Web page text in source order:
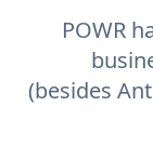
POWR
(besides